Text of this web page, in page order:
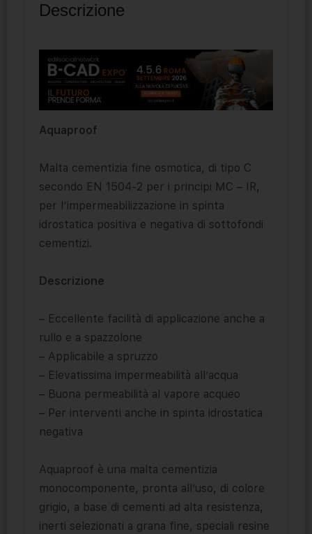
Descrizione
Aquaproof
Malta cementizia fine osmotica, di tipo C
secondo EN 1504-2 per i principi MC – IR,
per l’impermeabilizzazione in spinta
idrostatica positiva e negativa di sottofondi
cementizi.
Descrizione
– Eccellente facilità di applicazione anche a
rullo e a spazzolone
– Applicabile a spruzzo
– Elevatissima impermeabilità all’acqua
– Buona permeabilità al vapore acqueo
– Per interventi anche in spinta idrostatica
negativa
Aquaproof è una malta cementizia
monocomponente, pronta all’uso, di colore
grigio, a base di cementi ad alta resistenza,
inerti selezionati a grana fine, speciali resine